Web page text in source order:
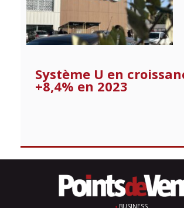
Système U en
+8,4% en 2023
BUSINESS